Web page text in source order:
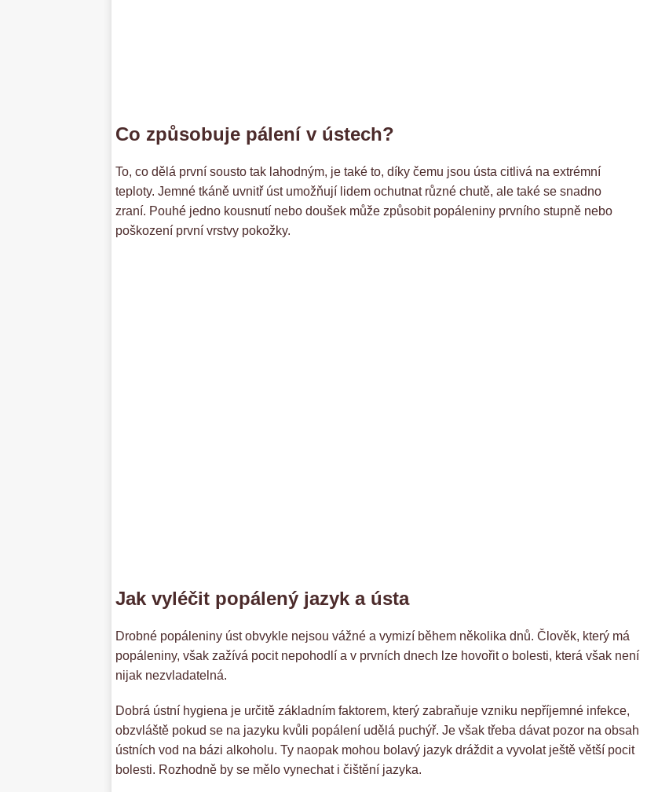
Co způsobuje pálení v ústech?
To, co dělá první sousto tak lahodným, je také to, díky čemu jsou ústa citlivá na extrémní
teploty. Jemné tkáně uvnitř úst umožňují lidem ochutnat různé chutě, ale také se snadno
zraní. Pouhé jedno kousnutí nebo doušek může způsobit popáleniny prvního stupně nebo
poškození první vrstvy pokožky.
Jak vyléčit popálený jazyk a ústa
Drobné popáleniny úst obvykle nejsou vážné a vymizí během několika dnů. Člověk, který má
popáleniny, však zažívá pocit nepohodlí a v prvních dnech lze hovořit o bolesti, která však není
nijak nezvladatelná.
Dobrá ústní hygiena je určitě základním faktorem, který zabraňuje vzniku nepříjemné infekce,
obzvláště pokud se na jazyku kvůli popálení udělá puchýř. Je však třeba dávat pozor na obsah
ústních vod na bázi alkoholu. Ty naopak mohou bolavý jazyk dráždit a vyvolat ještě větší pocit
bolesti. Rozhodně by se mělo vynechat i čištění jazyka.